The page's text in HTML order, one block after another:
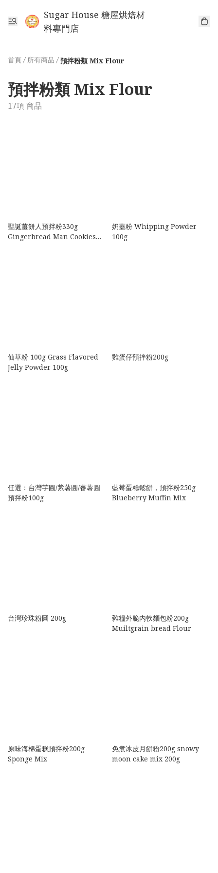
Sugar House 糖屋烘焙材
料專門店
首頁 / 所有商品 / 預拌粉類 Mix Flour
預拌粉類 Mix Flour
17項 商品
聖誕薑餅人預拌粉330g
Gingerbread Man Cookies
奶蓋粉 Whipping Powder
100g
仙草粉 100g Grass Flavored
Jelly Powder 100g
雞蛋仔預拌粉200g
任選：台灣芋圓/紫薯圓/蕃薯圓
預拌粉100g
藍莓蛋糕鬆餅，預拌粉250g
Blueberry Muffin Mix
台灣珍珠粉圓 200g
雜糧外脆内軟麵包粉200g
Muiltgrain bread Flour
原味海棉蛋糕預拌粉200g
Sponge Mix
免煮冰皮月餅粉200g snowy
moon cake mix 200g